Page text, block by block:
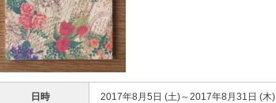
日時 2017年8月5日 (土)～2017年8月31日 (木)